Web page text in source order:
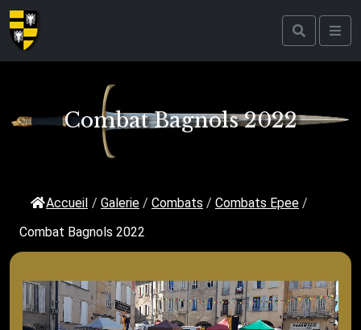
Combat Bagnols 2022
Accueil / Galerie / Combats / Combats Epee /
Combat Bagnols 2022